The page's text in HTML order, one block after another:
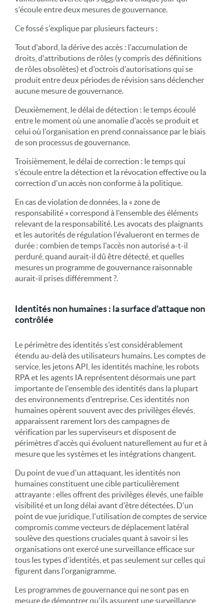
s'écoule entre deux mesures de gouvernance.
Ce fossé s'explique par plusieurs facteurs :
Tout d'abord, la dérive des accès : l'accumulation de
droits, d'attributions de rôles (y compris des définitions
de rôles obsolètes) et d'octrois d'autorisations qui se
produit entre deux périodes de révision sans déclencher
aucune mesure de gouvernance.
Deuxièmement, le délai de détection : le temps écoulé
entre le moment où une anomalie d'accès se produit et
celui où l'organisation en prend connaissance par le biais
de son processus de gouvernance.
Troisièmement, le délai de correction : le temps qui
s'écoule entre la détection et la révocation effective ou la
correction d'un accès non conforme à la politique.
En cas de violation de données, la « zone de
responsabilité » correspond à l'ensemble des éléments
relevant de la responsabilité. Les avocats des plaignants
et les autorités de régulation l'évalueront en termes de
durée : combien de temps l'accès non autorisé a-t-il
perduré, quand aurait-il dû être détecté, et quelles
mesures un programme de gouvernance raisonnable
aurait-il prises différemment ?.
Identités non humaines : la surface d'attaque non
contrôlée
Le périmètre des identités s'est considérablement
étendu au-delà des utilisateurs humains. Les comptes de
service, les jetons API, les identités machine, les robots
RPA et les agents IA représentent désormais une part
importante de l'ensemble des identités dans la plupart
des environnements d'entreprise. Ces identités non
humaines opèrent souvent avec des privilèges élevés,
apparaissent rarement lors des campagnes de
vérification par les superviseurs et disposent de
périmètres d'accès qui évoluent naturellement au fur et à
mesure que les systèmes et les intégrations changent.
Du point de vue d'un attaquant, les identités non
humaines constituent une cible particulièrement
attrayante : elles offrent des privilèges élevés, une faible
visibilité et un long délai avant d'être détectées. D'un
point de vue juridique, l'utilisation de comptes de service
compromis comme vecteurs de déplacement latéral
soulève des questions cruciales quant à savoir si les
organisations ont exercé une surveillance efficace sur
tous les types d'identités, et pas seulement sur celles qui
figurent dans l'organigramme.
Les programmes de gouvernance qui ne sont pas en
mesure de démontrer qu'ils assurent une surveillance